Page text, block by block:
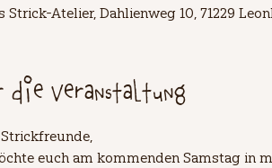
Strick-Atelier, Dahlienweg 10, 71229
die Veranstaltung
euch am kommenden Samstag in